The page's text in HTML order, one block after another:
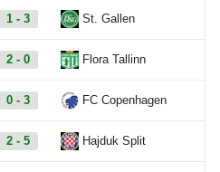
1 - 3 St. Gallen
2 - 0 Flora Tallinn
0 - 3 FC Copenhagen
2 - 5 Hajduk Split